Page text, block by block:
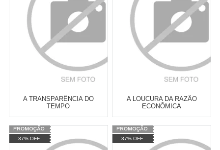
COMPRAR COMPRAR
A TRANSPARÊNCIA DO
TEMPO
Varejo:
Atacado: R$ 2.550,90 (Apenas
A LOUCURA DA RAZÃO
ECONÔMICA
Varejo:
Atacado: R$ 2.550,90 (Apenas
37% OFF 37% OFF